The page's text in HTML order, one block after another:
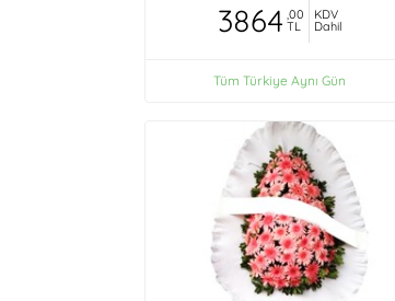
3864 ,00
TL
KDV
Dahil
Tüm Türkiye Aynı Gün